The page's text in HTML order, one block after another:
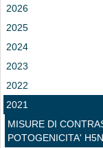
2026
2025
2024
2023
2022
2021
MISURE DI
POTOGENICITA'